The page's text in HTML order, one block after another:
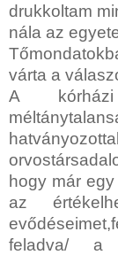
drukkoltam
nála az
várta a
A
hogy már
az
feladva/ a